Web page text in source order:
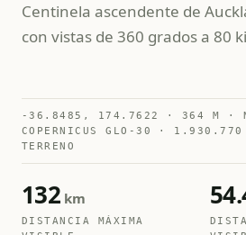
Centinela ascendente de
con vistas de 360 grados a 80
-36.8485, 174.7622 · 364 M ·
COPERNICUS GLO-30 · 1.930.770
TERRENO
132 km
DISTANCIA MÁXIMA